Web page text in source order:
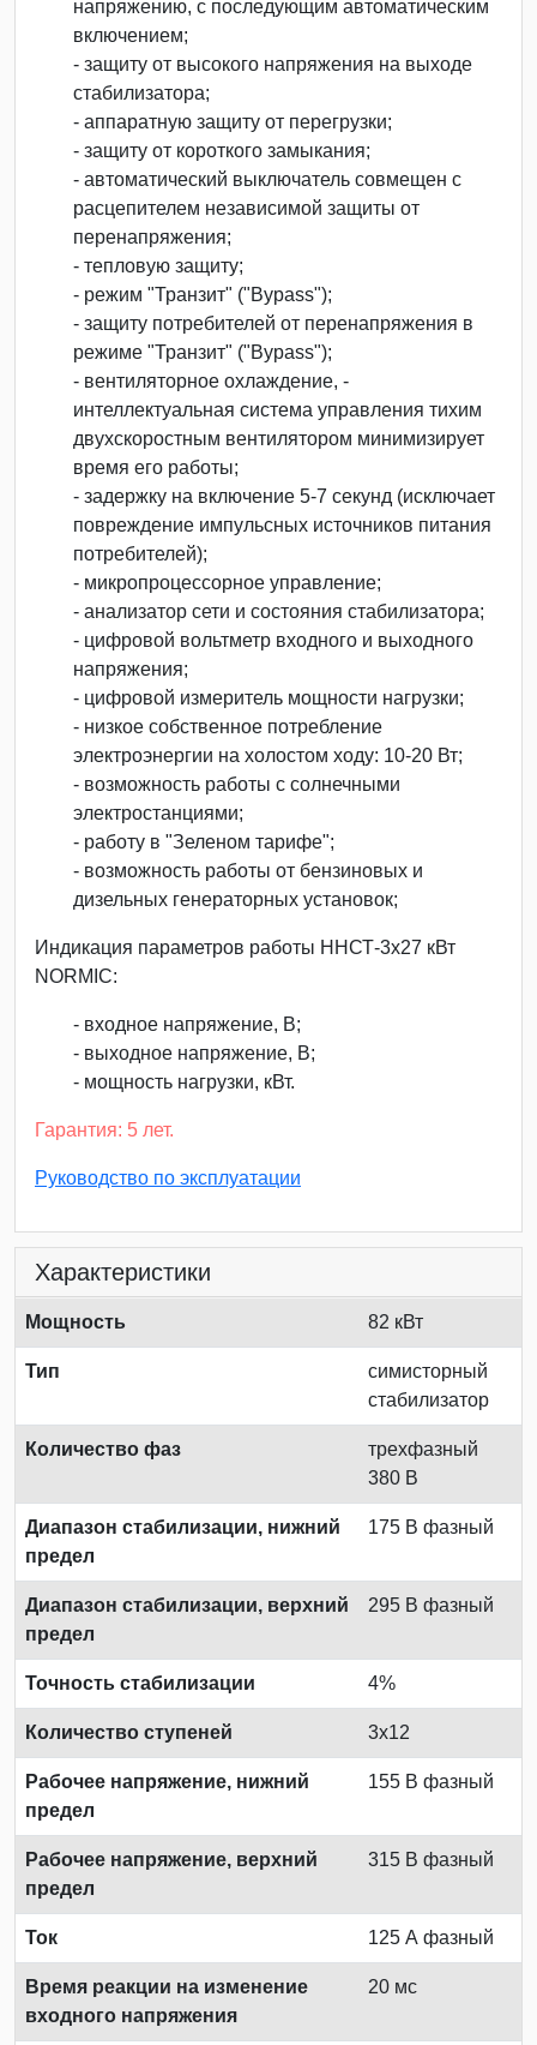
напряжению, с последующим автоматическим
включением;
- защиту от высокого напряжения на выходе
стабилизатора;
- аппаратную защиту от перегрузки;
- защиту от короткого замыкания;
- автоматический выключатель совмещен с
расцепителем независимой защиты от
перенапряжения;
- тепловую защиту;
- режим "Транзит" ("Bypass");
- защиту потребителей от перенапряжения в
режиме "Транзит" ("Bypass");
- вентиляторное охлаждение, -
интеллектуальная система управления тихим
двухскоростным вентилятором минимизирует
время его работы;
- задержку на включение 5-7 секунд (исключает
повреждение импульсных источников питания
потребителей);
- микропроцессорное управление;
- анализатор сети и состояния стабилизатора;
- цифровой вольтметр входного и выходного
напряжения;
- цифровой измеритель мощности нагрузки;
- низкое собственное потребление
электроэнергии на холостом ходу: 10-20 Вт;
- возможность работы с солнечными
электростанциями;
- работу в "Зеленом тарифе";
- возможность работы от бензиновых и
дизельных генераторных установок;
Индикация параметров работы ННСТ-3х27 кВт
NORMIC:
- входное напряжение, В;
- выходное напряжение, В;
- мощность нагрузки, кВт.
Гарантия: 5 лет.
Руководство по эксплуатации
Характеристики
Мощность 82 кВт
Тип
симисторный
стабилизатор
Количество фаз
трехфазный
380 В
Диапазон стабилизации, нижний
предел
175 В фазный
Диапазон стабилизации, верхний
предел
295 В фазный
Точность стабилизации 4%
Количество ступеней 3x12
Рабочее напряжение, нижний
предел
155 В фазный
Рабочее напряжение, верхний
предел
315 В фазный
Ток 125 А фазный
Время реакции на изменение
входного напряжения
20 мс